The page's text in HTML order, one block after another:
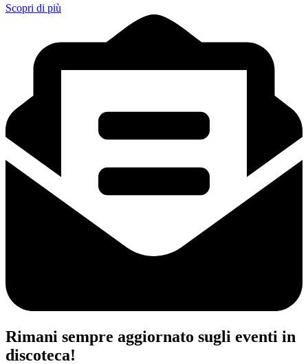
Scopri di più
Rimani sempre aggiornato sugli eventi in
discoteca!